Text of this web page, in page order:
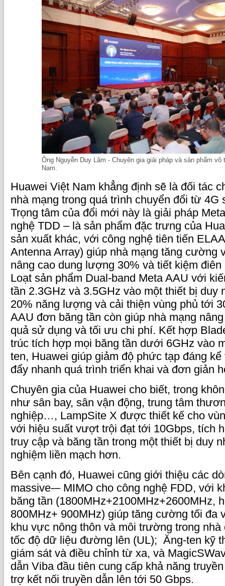
Ông Nguyễn Duy Lâm - Chuyên gia giải pháp và sản phẩm vô
Nam.
Huawei Việt Nam khẳng định sẽ là đối tác
nhà mạng trong quá trình chuyển đổi từ 4G
Trọng tâm của đổi mới này là giải pháp
nghệ TDD – là sản phẩm đặc trưng của
sản xuất khác, với công nghệ tiên tiến
Antenna Array) giúp nhà mạng tăng cường
nâng cao dung lượng 30% và tiết kiệm
Loạt sản phẩm Dual-band Meta AAU với
tần 2.3GHz và 3.5GHz vào một thiết bị duy
20% năng lượng và cải thiện vùng phủ tới
AAU đơn băng tần còn giúp nhà mạng
quả sử dụng và tối ưu chi phí. Kết hợp
trúc tích hợp mọi băng tần dưới 6GHz vào
ten, Huawei giúp giảm độ phức tạp đáng
đẩy nhanh quá trình triển khai và đơn giản
Chuyên gia của Huawei cho biết, trong
như sân bay, sân vận động, trung tâm
nghiệp…, LampSite X được thiết kế cho
với hiệu suất vượt trội đạt tới 10Gbps, tích
truy cập và băng tần trong một thiết bị duy
nghiệm liền mạch hơn.
Bên cạnh đó, Huawei cũng giới thiệu các
massive-– MIMO cho công nghệ FDD, với
băng tần (1800MHz+2100MHz+2600MHz,
800MHz+ 900MHz) giúp tăng cường tối đa
khu vực nông thôn và môi trường trong
tốc độ dữ liệu đường lên (UL); Ăng-ten kỹ
giám sát và điều chỉnh từ xa, và
dẫn Viba đầu tiên cung cấp khả năng
trợ kết nối truyền dẫn lên tới 50 Gbps.